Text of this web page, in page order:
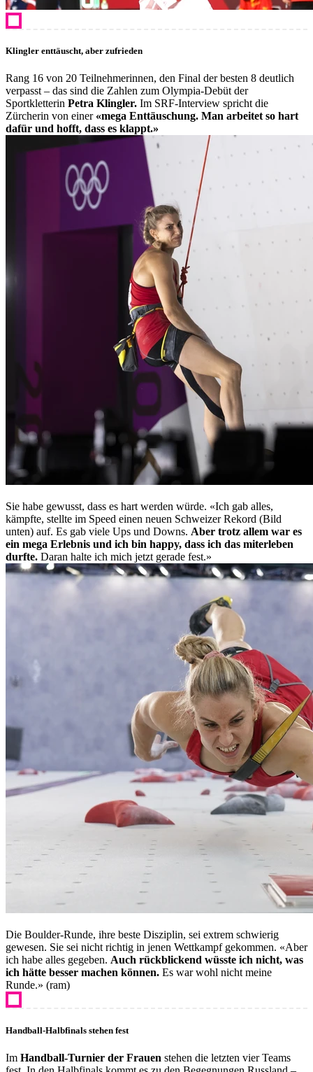
Klingler enttäuscht, aber zufrieden
Rang 16 von 20 Teilnehmerinnen, den Final der besten 8 deutlich
verpasst – das sind die Zahlen zum Olympia-Debüt der
Sportkletterin Petra Klingler. Im SRF-Interview spricht die
Zürcherin von einer «mega Enttäuschung. Man arbeitet so hart
dafür und hofft, dass es klappt.»
Sie habe gewusst, dass es hart werden würde. «Ich gab alles,
kämpfte, stellte im Speed einen neuen Schweizer Rekord (Bild
unten) auf. Es gab viele Ups und Downs. Aber trotz allem war es
ein mega Erlebnis und ich bin happy, dass ich das miterleben
durfte. Daran halte ich mich jetzt gerade fest.»
Die Boulder-Runde, ihre beste Disziplin, sei extrem schwierig
gewesen. Sie sei nicht richtig in jenen Wettkampf gekommen. «Aber
ich habe alles gegeben. Auch rückblickend wüsste ich nicht, was
ich hätte besser machen können. Es war wohl nicht meine
Runde.» (ram)
Handball-Halbfinals stehen fest
Im Handball-Turnier der Frauen stehen die letzten vier Teams